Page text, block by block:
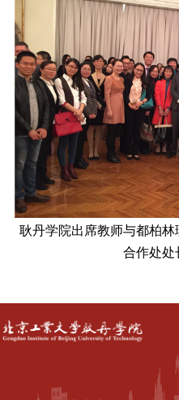
耿丹学院出席教师与都柏
合作处处